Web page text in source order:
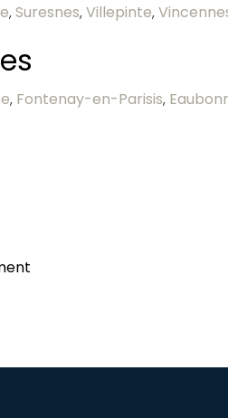
, Suresnes, Villepinte,
, Fontenay-en-Parisis,